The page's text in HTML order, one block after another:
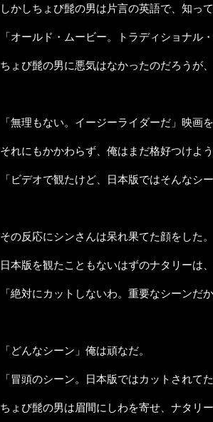
しかしちょび髭の男は片言の英語で、知っ
「オールド・ムービー。トラディショナル
ちょび髭の男に悪気はなかったのだろうが
「無理もない。イージーライダーだ」映画
それにもかかわらず、俺はまだ格好つけよ
「ビデオで観たけど、日本版ではそんなシ
その反応にシンさんは呆れ果てた顔をした。
日本版を観たこともないはずのナタリーは
「絶対にカットしないわ。重要なシーンだか
「どんなシーン」俺は頑なだ。
「冒頭のシーン。日本版ではカットされて
ちょび髭の男は眉間にしわを寄せ、ナタリ